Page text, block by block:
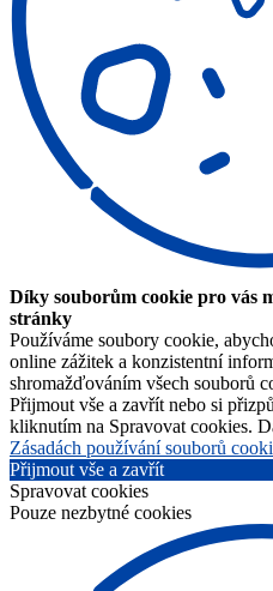
Díky souborům cookie pro vás
stránky
Používáme soubory cookie,
online zážitek a konzistentní
shromažďováním všech souborů
Přijmout vše a zavřít nebo si
kliknutím na Spravovat cookies.
Zásadách používání souborů
Přijmout vše a zavřít
Spravovat cookies
Pouze nezbytné cookies